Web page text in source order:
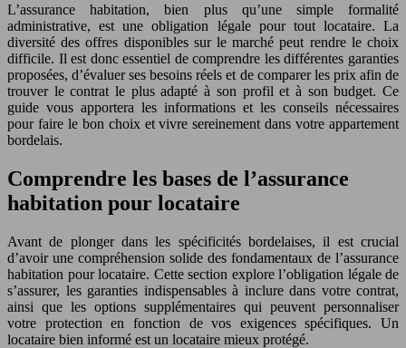
L’assurance habitation, bien plus qu’une simple formalité
administrative, est une obligation légale pour tout locataire. La
diversité des offres disponibles sur le marché peut rendre le choix
difficile. Il est donc essentiel de comprendre les différentes garanties
proposées, d’évaluer ses besoins réels et de comparer les prix afin de
trouver le contrat le plus adapté à son profil et à son budget. Ce
guide vous apportera les informations et les conseils nécessaires
pour faire le bon choix et vivre sereinement dans votre appartement
bordelais.
Comprendre les bases de l’assurance
habitation pour locataire
Avant de plonger dans les spécificités bordelaises, il est crucial
d’avoir une compréhension solide des fondamentaux de l’assurance
habitation pour locataire. Cette section explore l’obligation légale de
s’assurer, les garanties indispensables à inclure dans votre contrat,
ainsi que les options supplémentaires qui peuvent personnaliser
votre protection en fonction de vos exigences spécifiques. Un
locataire bien informé est un locataire mieux protégé.